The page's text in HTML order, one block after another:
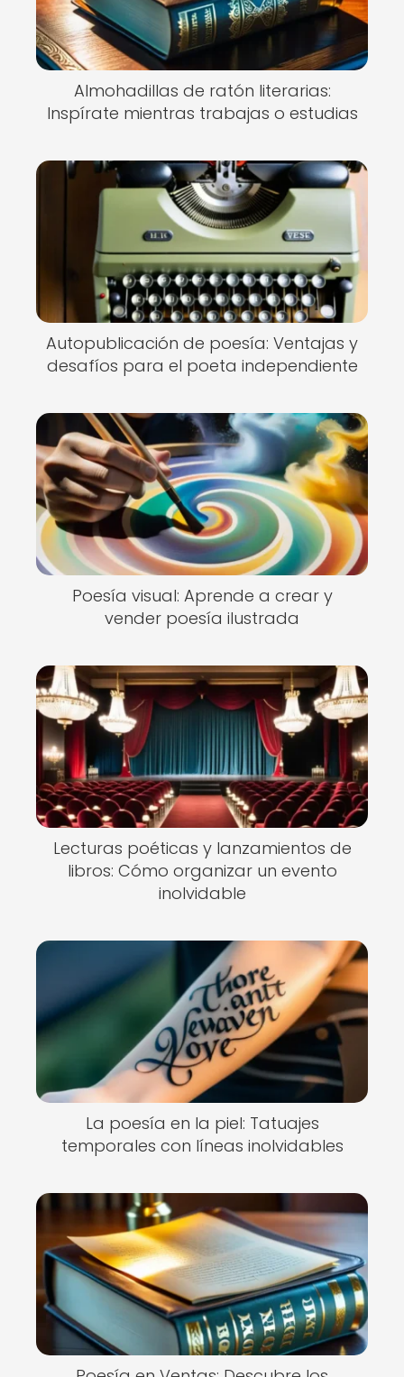
Almohadillas de ratón literarias:
Inspírate mientras trabajas o estudias
Autopublicación de poesía: Ventajas y
desafíos para el poeta independiente
Poesía visual: Aprende a crear y
vender poesía ilustrada
Lecturas poéticas y lanzamientos de
libros: Cómo organizar un evento
inolvidable
La poesía en la piel: Tatuajes
temporales con líneas inolvidables